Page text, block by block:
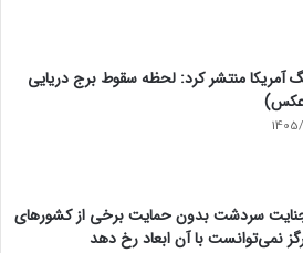
آمریکا منتشر کرد: لحظه سقوط برج دریایی
(عکس)
سردشت بدون حمایت برخی از کشورهای
نمی‌توانست با آن ابعاد رخ دهد